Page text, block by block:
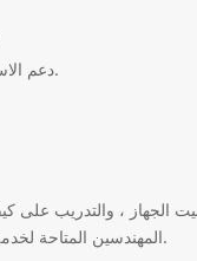
* دعم الاستفسار والاستشارة.
* المهندسين المتاحة لخدمة الآلات في الخارج.